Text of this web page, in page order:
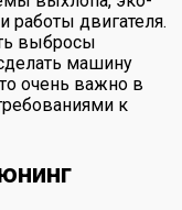
работы двигателя.
выбросы
машину
очень важно в
к